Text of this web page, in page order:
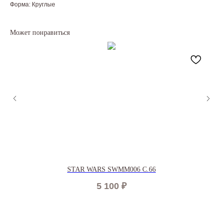
Форма: Круглые
Может понравиться
STAR WARS SWMM006 C.66
5 100 ₽